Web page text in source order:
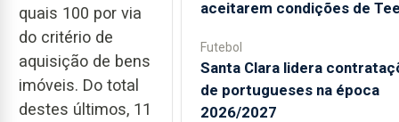
quais 100 por via
do critério de
aquisição de bens
imóveis. Do total
destes últimos, 11
aceitarem condições de
Futebol
Santa Clara lidera
de portugueses na época
2026/2027